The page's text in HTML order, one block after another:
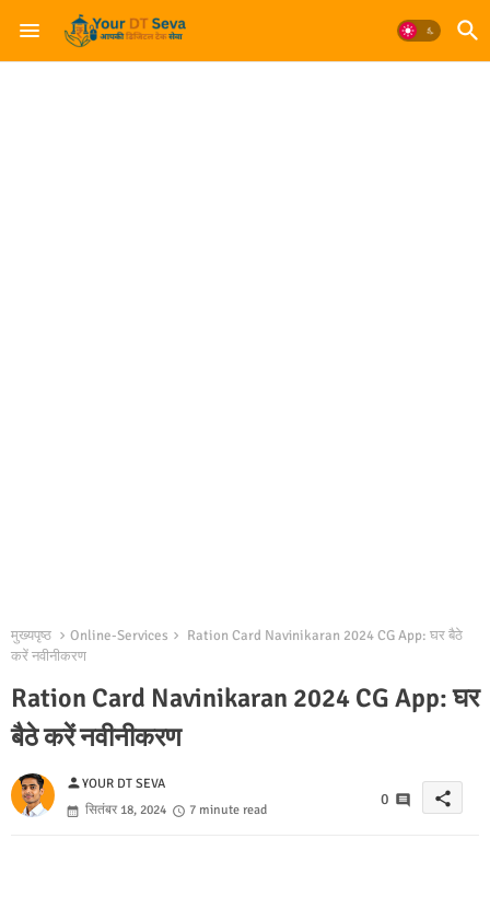
मुख्यपृष्ठ Online-Services
Ration Card Navinikaran 2024 CG App: घर बैठे
करें नवीनीकरण
Ration Card Navinikaran 2024 CG App: घर
बैठे करें नवीनीकरण
personYOUR DT SEVA
सितंबर 18, 2024
7 minute read
0 share